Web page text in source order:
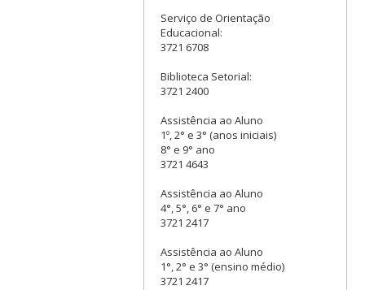
Serviço de Orientação
Educacional:
3721 6708
Biblioteca Setorial:
3721 2400
Assistência ao Aluno
1º, 2° e 3° (anos iniciais)
8° e 9° ano
3721 4643
Assistência ao Aluno
4°, 5°, 6° e 7° ano
3721 2417
Assistência ao Aluno
1°, 2° e 3° (ensino médio)
3721 2417